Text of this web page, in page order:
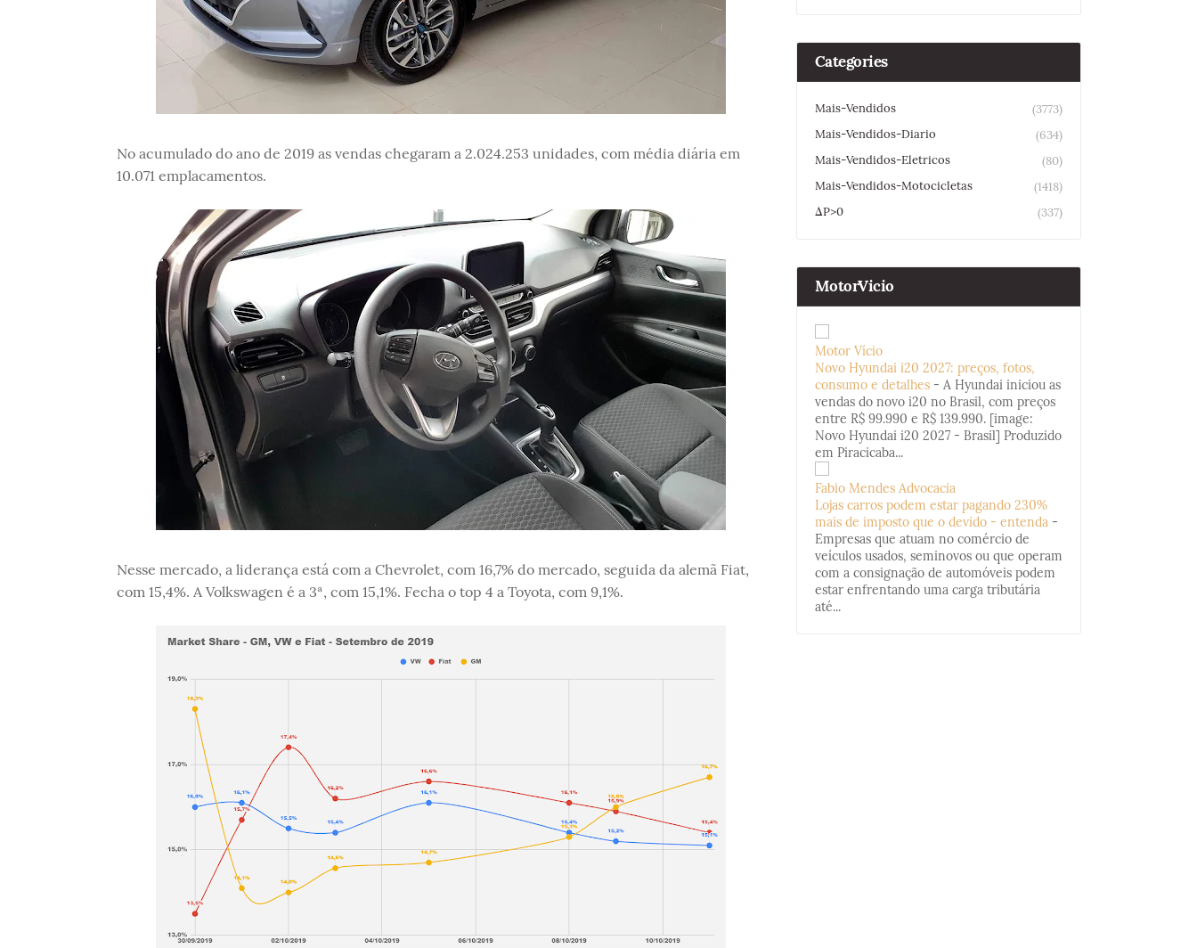
No acumulado do ano de 2019 as vendas chegaram a 2.024.253 unidades, com média diária em
10.071 emplacamentos.
Nesse mercado, a liderança está com a Chevrolet, com 16,7% do mercado, seguida da alemã Fiat,
com 15,4%. A Volkswagen é a 3ª, com 15,1%. Fecha o top 4 a Toyota, com 9,1%.
Categories
Mais-Vendidos
(3773)
Mais-Vendidos-Diario
(634)
Mais-Vendidos-Eletricos
(80)
Mais-Vendidos-Motocicletas
(1418)
ΔP>0
(337)
MotorVicio
Motor Vício
Novo Hyundai i20 2027: preços, fotos,
consumo e detalhes - A Hyundai iniciou as
vendas do novo i20 no Brasil, com preços
entre R$ 99.990 e R$ 139.990. [image:
Novo Hyundai i20 2027 - Brasil] Produzido
em Piracicaba...
Fabio Mendes Advocacia
Lojas carros podem estar pagando 230%
mais de imposto que o devido - entenda -
Empresas que atuam no comércio de
veículos usados, seminovos ou que operam
com a consignação de automóveis podem
estar enfrentando uma carga tributária
até...